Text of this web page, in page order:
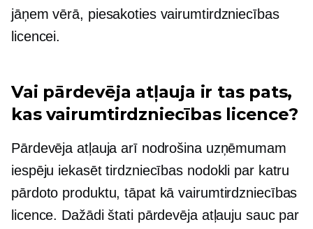
jāņem vērā, piesakoties vairumtirdzniecības
licencei.
Vai pārdevēja atļauja ir tas pats,
kas vairumtirdzniecības licence?
Pārdevēja atļauja arī nodrošina uzņēmumam
iespēju iekasēt tirdzniecības nodokli par katru
pārdoto produktu, tāpat kā vairumtirdzniecības
licence. Dažādi štati pārdevēja atļauju sauc par